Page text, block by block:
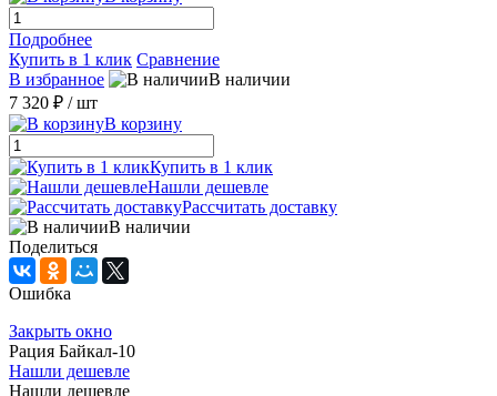
Подробнее
Купить в 1 клик Сравнение
В избранное
В наличии
7 320 ₽ / шт
В корзину
Купить в 1 клик
Нашли дешевле
Рассчитать доставку
В наличии
Поделиться
Ошибка
Закрыть окно
Рация Байкал-10
Нашли дешевле
Нашли дешевле